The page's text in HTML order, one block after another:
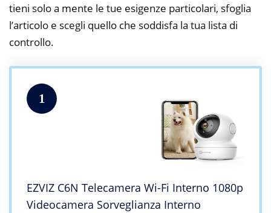
tieni solo a mente le tue esigenze particolari, sfoglia
l’articolo e scegli quello che soddisfa la tua lista di
controllo.
1
EZVIZ C6N Telecamera Wi-Fi Interno 1080p
Videocamera Sorveglianza Interno